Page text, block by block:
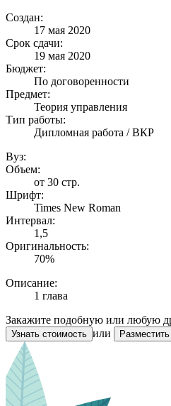
Создан:
17 мая 2020
Срок сдачи:
19 мая 2020
Бюджет:
По договоренности
Предмет:
Теория управления
Тип работы:
Дипломная работа / ВКР
Вуз:
Объем:
от 30 стр.
Шрифт:
Times New Roman
Интервал:
1,5
Оригинальность:
70%
Описание:
1 глава
Закажите подобную или любую
Узнать стоимость или